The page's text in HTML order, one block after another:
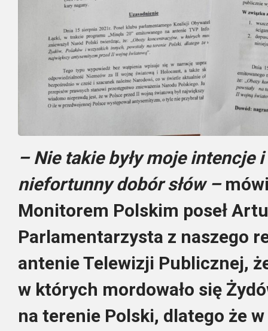
– Nie takie były moje intencje
niefortunny dobór słów –
Monitorem Polskim poseł
Parlamentarzysta z naszego
antenie Telewizji Publicznej,
w których mordowało się
na terenie Polski, dlatego że